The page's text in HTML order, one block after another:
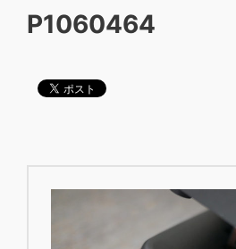
P1060464